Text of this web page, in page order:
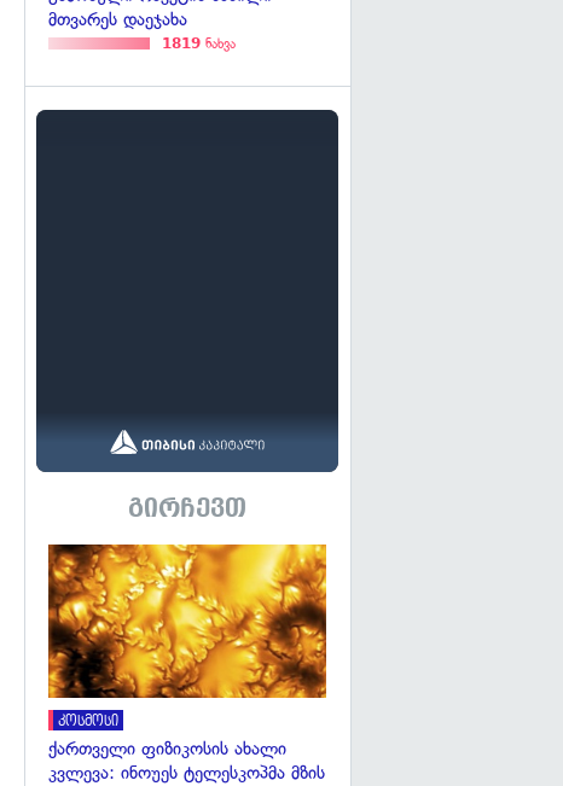
მთვარეს დაეჯახა
1819 ნახვა
გირჩევთ
კოსმოსი
ქართველი ფიზიკოსის ახალი
კვლევა: ინოუეს ტელესკოპმა მზის